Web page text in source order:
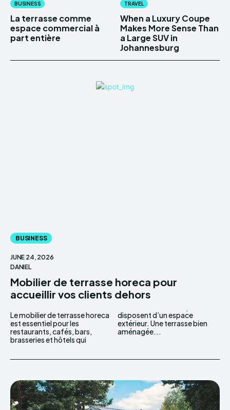
BUSINESS
La terrasse comme
espace commercial à
part entière
TRAVEL
When a Luxury Coupe
Makes More Sense Than
a Large SUV in
Johannesburg
BUSINESS
JUNE 24, 2026
DANIEL
Mobilier de terrasse horeca pour
accueillir vos clients dehors
Le mobilier de terrasse horeca
est essentiel pour les
restaurants, cafés, bars,
brasseries et hôtels qui
disposent d’un espace
extérieur. Une terrasse bien
aménagée...